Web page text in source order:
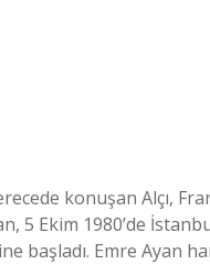
konuşan Alçı,
5 Ekim 1980’de
başladı. Emre Ayan